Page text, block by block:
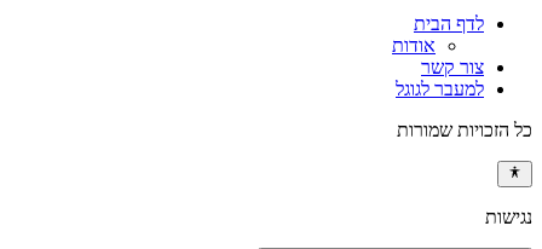
לדף הבית
אודות
צור קשר
למעבר לגוגל
כל הזכויות שמורות
נגישות